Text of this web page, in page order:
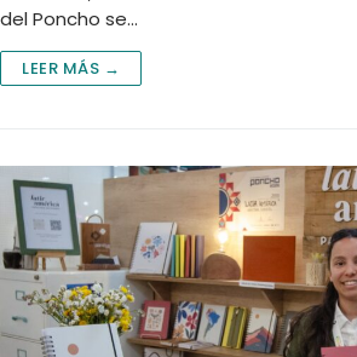
del Poncho se…
LEER MÁS →